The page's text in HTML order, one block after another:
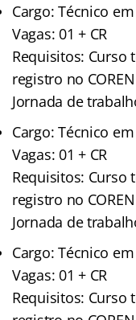
Cargo: Técnico
Vagas: 01 + CR
Requisitos: Curso
registro no COREN
Jornada de
Cargo: Técnico
Vagas: 01 + CR
Requisitos: Curso
registro no COREN
Jornada de
Cargo: Técnico
Vagas: 01 + CR
Requisitos: Curso